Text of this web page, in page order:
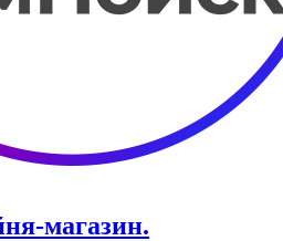
магазин.